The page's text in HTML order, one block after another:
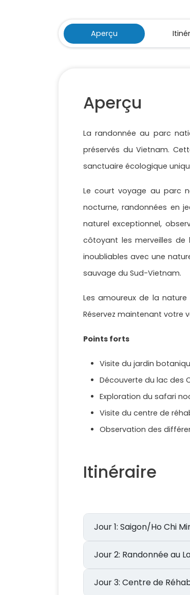
Aperçu
Aperçu
La randonnée au parc
préservés du Vietnam.
sanctuaire écologique
Le court voyage au parc
nocturne, randonnées en
naturel exceptionnel,
côtoyant les merveilles
inoubliables avec une
sauvage du Sud-Vietnam.
Les amoureux de la
Réservez maintenant votre
Points forts
Visite du jardin
Découverte du lac des
Exploration du safari
Visite du centre de
Observation des
Itinéraire
Jour 1: Saigon/
Jour 2:
Jour 3: Centre de